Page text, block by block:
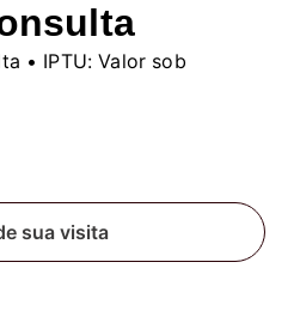
• IPTU: Valor sob
sua visita